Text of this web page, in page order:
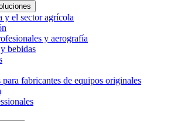
y el sector agrícola
y aerografía
bebidas
para fabricantes de equipos originales